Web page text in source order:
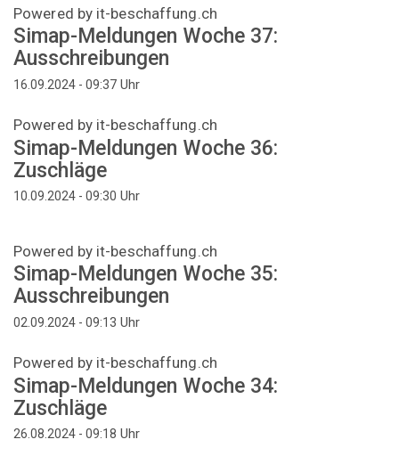
Powered by it-beschaffung.ch
Simap-Meldungen Woche 37:
Ausschreibungen
16.09.2024 - 09:37 Uhr
Powered by it-beschaffung.ch
Simap-Meldungen Woche 36:
Zuschläge
10.09.2024 - 09:30 Uhr
Powered by it-beschaffung.ch
Simap-Meldungen Woche 35:
Ausschreibungen
02.09.2024 - 09:13 Uhr
Powered by it-beschaffung.ch
Simap-Meldungen Woche 34:
Zuschläge
26.08.2024 - 09:18 Uhr